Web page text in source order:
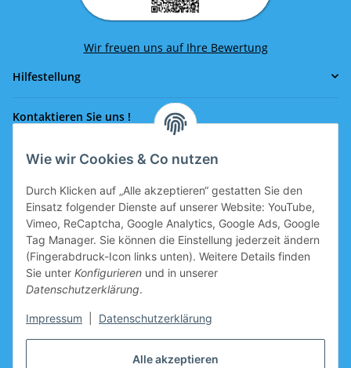
Alle akzeptieren
Wie wir Cookies & Co nutzen
Durch Klicken auf „Alle akzeptieren“ gestatten Sie den
Einsatz folgender Dienste auf unserer Website: YouTube,
Vimeo, ReCaptcha, Google Analytics, Google Ads, Google
Tag Manager. Sie können die Einstellung jederzeit ändern
(Fingerabdruck-Icon links unten). Weitere Details finden
Sie unter Konfigurieren und in unserer
Datenschutzerklärung.
Impressum Datenschutzerklärung
Wir freuen uns auf Ihre Bewertung
Hilfestellung
Kontaktieren Sie uns !
Rufen Sie uns an!
office@eissport.at
Mitglied der WKO
Informationen
Neukundengutschein
Warenkorb vorbereitet.